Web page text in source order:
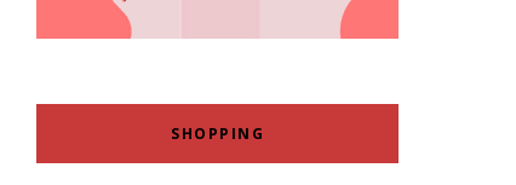
SHOPPING